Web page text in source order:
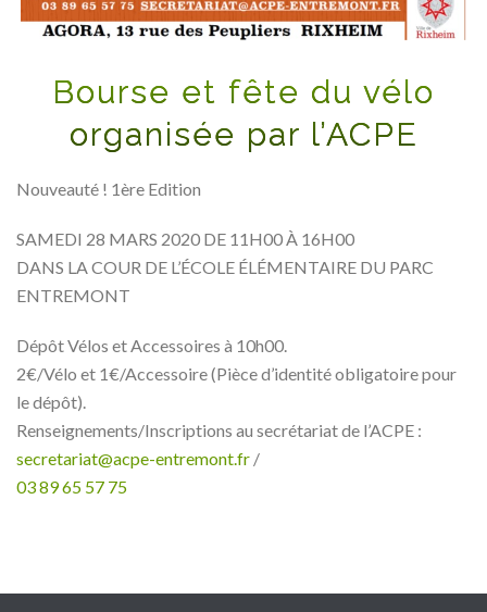
Bourse et fête du vélo
organisée par l’ACPE
Nouveauté ! 1ère Edition
SAMEDI 28 MARS 2020 DE 11H00 À 16H00
DANS LA COUR DE L’ÉCOLE ÉLÉMENTAIRE DU PARC
ENTREMONT
Dépôt Vélos et Accessoires à 10h00.
2€/Vélo et 1€/Accessoire (Pièce d’identité obligatoire pour
le dépôt).
Renseignements/Inscriptions au secrétariat de l’ACPE :
secretariat@acpe-entremont.fr /
03 89 65 57 75